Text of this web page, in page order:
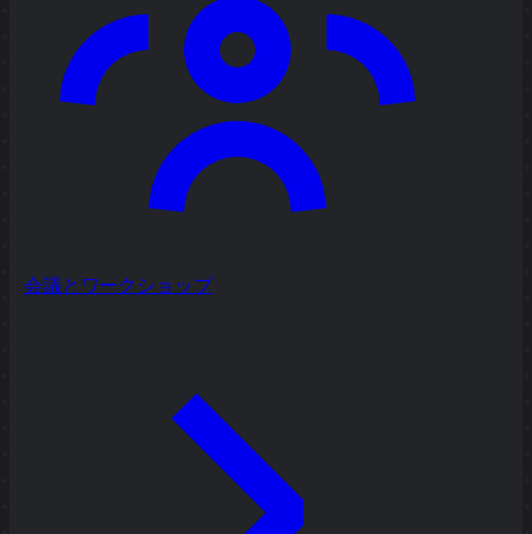
会議とワークショップ